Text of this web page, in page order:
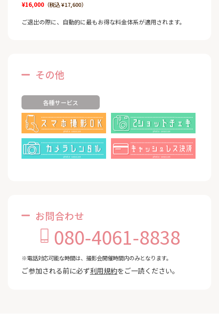
¥16,000（税込 ¥17,600）
ご退出の際に、自動的に最もお得な料金体系が適用されます。
その他
各種サービス
お問合わせ
080-4061-8838
※電話対応可能な時間は、撮影会開催時間内のみとなります。
ご参加される前に必ず利用規約をご一読ください。